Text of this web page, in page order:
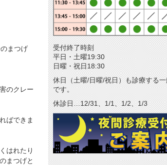
診療報酬に関する院内掲示
メールマガジン
リクルート
パンフレットのダウンロード
まつげ
のクレー
ばできま
はれたり
まつげと
受付終了時刻
平日・土曜19:30
日曜・祝日18:30
休日（土曜/日曜/祝日）も診療する
です。
休診日…12/31、1/1、1/2、1/3